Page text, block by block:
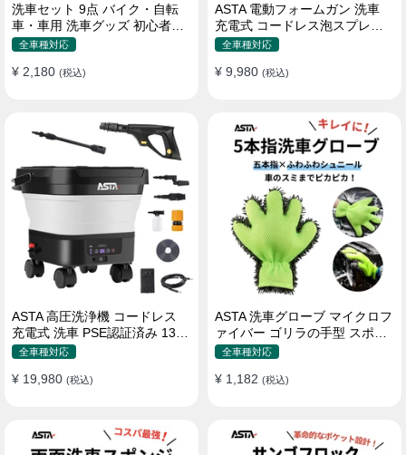
洗車セット 9点 バイク・自転
車・車用 洗車グッズ 初心者向
け 洗車ブラシ スポンジ タオル
ス用スポンジ 高級洗車道具 乾
全車種対応
¥ 2,180 (税込)
ASTA 電動フォームガン 洗車
充電式 コードレス泡スプレー
高圧対応 充電式フォームスプ
強力泡立ち (コピー)
全車種対応
¥ 9,980 (税込)
ASTA 高圧洗浄機 コードレス
充電式 洗車 PSE認証済み 13L
バケツ一体型 折りたたみ式 超
転ノズル トリガーガン 蛇口接
属 水道接続不要 多機能コンパ
クト収納
全車種対応
¥ 19,980 (税込)
ASTA 洗車グローブ マイクロフ
ァイバー ゴリラの手型 スポン
ジ ボディー用 傷防止 吸水速乾
グッズ 掃除 手袋型 洗車タオル
全車種対応
¥ 1,182 (税込)